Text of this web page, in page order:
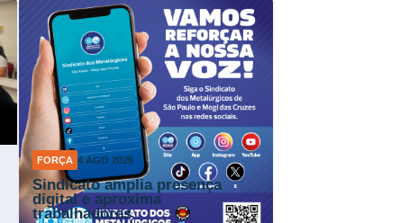
FORÇA 4 AGO 2026
Sindicato amplia presença
digital e aproxima
trabalhadores